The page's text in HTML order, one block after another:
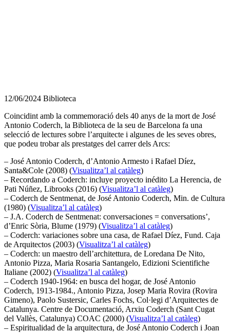
12/06/2024 Biblioteca
Coincidint amb la commemoració dels 40 anys de la mort de José
Antonio Coderch, la Biblioteca de la seu de Barcelona fa una
selecció de lectures sobre l’arquitecte i algunes de les seves obres,
que podeu trobar als prestatges del carrer dels Arcs:
– José Antonio Coderch, d’Antonio Armesto i Rafael Díez,
Santa&Cole (2008) (Visualitza’l al catàleg)
– Recordando a Coderch: incluye proyecto inédito La Herencia, de
Pati Núñez, Librooks (2016) (Visualitza’l al catàleg)
– Coderch de Sentmenat, de José Antonio Coderch, Min. de Cultura
(1980) (Visualitza’l al catàleg)
– J.A. Coderch de Sentmenat: conversaciones = conversations’,
d’Enric Sòria, Blume (1979) (Visualitza’l al catàleg)
– Coderch: variaciones sobre una casa, de Rafael Díez, Fund. Caja
de Arquitectos (2003) (Visualitza’l al catàleg)
– Coderch: un maestro dell’architettura, de Loredana De Nito,
Antonio Pizza, Maria Rosaria Santangelo, Edizioni Scientifiche
Italiane (2002) (Visualitza’l al catàleg)
– Coderch 1940-1964: en busca del hogar, de José Antonio
Coderch, 1913-1984., Antonio Pizza, Josep Maria Rovira (Rovira
Gimeno), Paolo Sustersic, Carles Fochs, Col·legi d’Arquitectes de
Catalunya. Centre de Documentació, Arxiu Coderch (Sant Cugat
del Vallès, Catalunya) COAC (2000) (Visualitza’l al catàleg)
– Espiritualidad de la arquitectura, de José Antonio Coderch i Joan